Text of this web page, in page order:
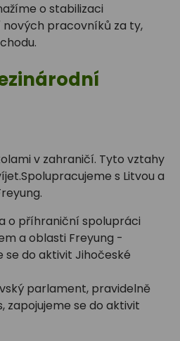
o stabilizaci
pracovníků za ty,
v zahraničí. Tyto vztahy
s Litvou a
o příhraniční spolupráci
a oblasti Freyung -
se do aktivit Jihočeské
parlament, pravidelně
zapojujeme se do aktivit